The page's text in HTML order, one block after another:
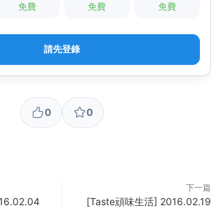
免費 免費 免費
請先登錄
0 0
下一篇
[Taste頑味生活] 2016.02.19